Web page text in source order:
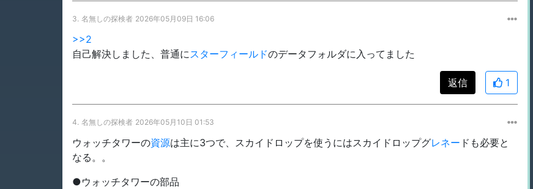
3. 名無しの探検者 2026年05月09日 16:06
>>2
自己解決しました、普通に スターフィールドのデータフォルダに入ってました
返信 1
4. 名無しの探検者 2026年05月10日 01:53
ウォッチタワーの資源は主に3つで、スカイドロップを使うにはスカイドロップグレネー ドも必要と
なる。。
●ウォッチタワーの部品